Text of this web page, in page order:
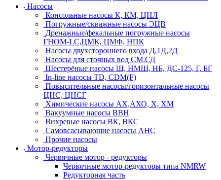
Насосы
Консольные насосы К, КМ, ЦНЛ
Погружные/скважные насосы ЭЦВ
Дренажные/фекальные погружные насосы
ГНОМ-LC,ЦМК, ЦМФ, НПК
Насосы двухстороннего входа Д,1Д,2Д
Насосы для сточных вод СМ,СД
Шестерёные насосы Ш, НМШ, НБ, ДС-125, Г, БГ
In-line насосы TD, CDM(F)
Повысительные насосы/горизонтальные насосы
ЦНС, ЦНСГ
Химические насосы АХ,АХО, Х, ХМ
Вакуумные насосы ВВН
Вихревые насосы ВК, ВКС
Самовсасывающие насосы АНС
Прочие насосы
Мотор-редукторы
Червячные мотор - редукторы
Червячные мотор-редукторы типа NMRW
Редукторная часть